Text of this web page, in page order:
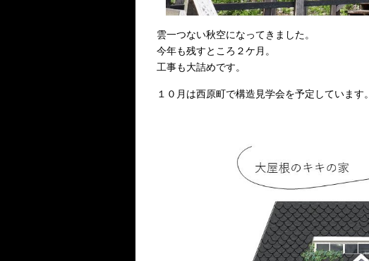
雲一つない秋空になってきました。
今年も残すところ２ケ月。
工事も大詰めです。
１０月は西原町で構造見学会を予定しています。